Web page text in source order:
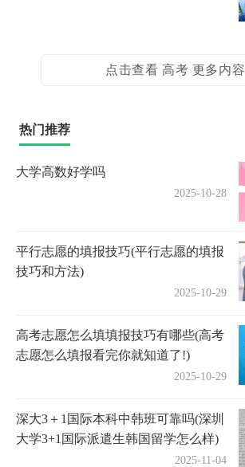
点击查看 高考 更多内容
热门推荐
大学高数好学吗
2025-10-28
平行志愿的填报技巧(平行志愿的填报
技巧和方法)
2025-10-29
高考志愿怎么填填报技巧有哪些(高考
志愿怎么填报看完你就知道了!)
2025-10-29
深大3＋1国际本科中韩班可靠吗(深圳
大学3+1国际派遣生韩国留学怎么样)
2025-11-04